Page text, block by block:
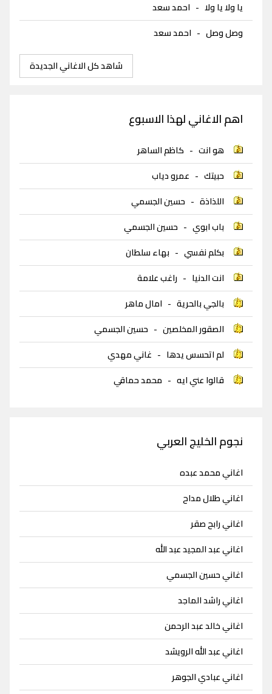
يا ولا يا ولا - احمد سعد
وصل وصل - احمد سعد
شاهد كل الاغاني الجديدة
اهم الاغاني لهذا الاسبوع
هو انت - كاظم الساهر
حبيتك - عمرو دياب
اللذاذة - حسين الجسمي
باب ابوي - حسين الجسمي
بكلم نفسي - بهاء سلطان
انت الدنيا - راغب علامة
بالجي بالحرية - امال ماهر
الصقور المخلصين - حسين الجسمي
لم اتحسس يدها - غاني مهدي
قالوا عني ايه - محمد حماقي
نجوم الخليج العربي
اغاني محمد عبده
اغاني طلال مداح
اغاني رابح صقر
اغاني عبد المجيد عبد الله
اغاني حسين الجسمي
اغاني راشد الماجد
اغاني خالد عبد الرحمن
اغاني عبد الله الرويشد
اغاني عبادي الجوهر